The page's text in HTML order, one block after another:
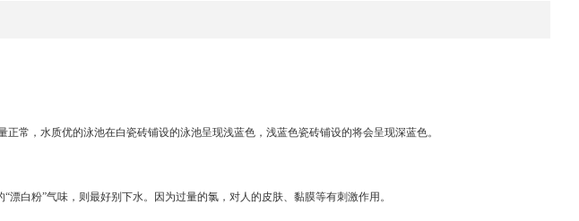
常，水质优的泳池在白瓷砖铺设的泳池呈现浅蓝色，浅蓝色瓷砖铺设的将会呈现深蓝色。
白粉”气味，则最好别下水。因为过量的氯，对人的皮肤、黏膜等有刺激作用。